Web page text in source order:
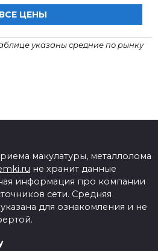
ВСЕ ЦЕНЫ
указаны средние по рынку
макулатуры, металлолома
не хранит данные
информация про компании
сети. Средняя
для ознакомления и не